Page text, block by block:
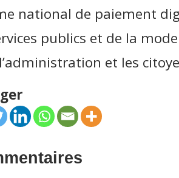
national de paiement
publics et de la
et les